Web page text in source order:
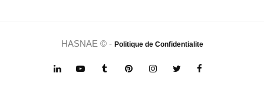
HASNAE © - Politique de Confidentialite